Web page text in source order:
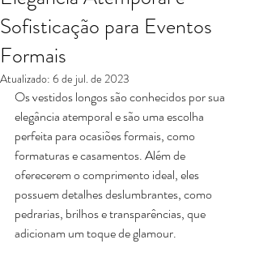
Bolsa Clutch Safira
Sofisticação para Eventos
Formais
Atualizado: 6 de jul. de 2023
Os vestidos longos são conhecidos por sua
elegância atemporal e são uma escolha
perfeita para ocasiões formais, como
formaturas e casamentos. Além de
oferecerem o comprimento ideal, eles
possuem detalhes deslumbrantes, como
pedrarias, brilhos e transparências, que
adicionam um toque de glamour.